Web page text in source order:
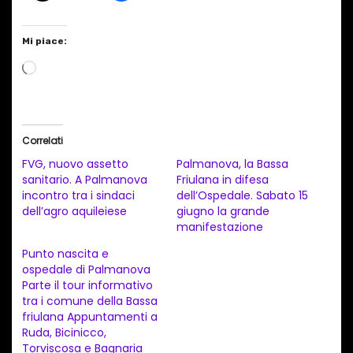
Mi piace:
C
a
m
e
t
o
i
n
Correlati
FVG, nuovo assetto
sanitario. A Palmanova
incontro tra i sindaci
dell’agro aquileiese
Palmanova, la Bassa
Friulana in difesa
dell’Ospedale. Sabato 15
giugno la grande
manifestazione
Punto nascita e
ospedale di Palmanova
Parte il tour informativo
tra i comune della Bassa
friulana Appuntamenti a
Ruda, Bicinicco,
Torviscosa e Bagnaria